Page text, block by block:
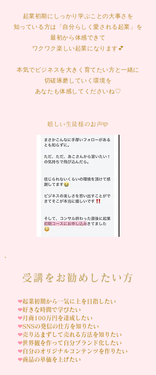
起業初期にしっかり学ぶことの大事さを
知っている方は「自分らしく愛される起業」を
最初から体感できて
ワクワク楽しい起業になります💕
本気でビジネスを大きく育てたい方と一緒に
切磋琢磨していく環境を
あなたも体感してくださいね♡
嬉しい生徒様のお声🩷
受講をお勧めしたい方
❤︎起業初期から一気に上を目指したい
❤︎好きな時間で学びたい
❤︎月商100万円を達成したい
❤︎SNSの発信の仕方を知りたい
❤︎売り込まずして売れる方法を知りたい
❤︎世界観を作って自分ブランド化したい
❤︎自分のオリジナルコンテンツを作りたい
❤︎商品の単価を上げたい